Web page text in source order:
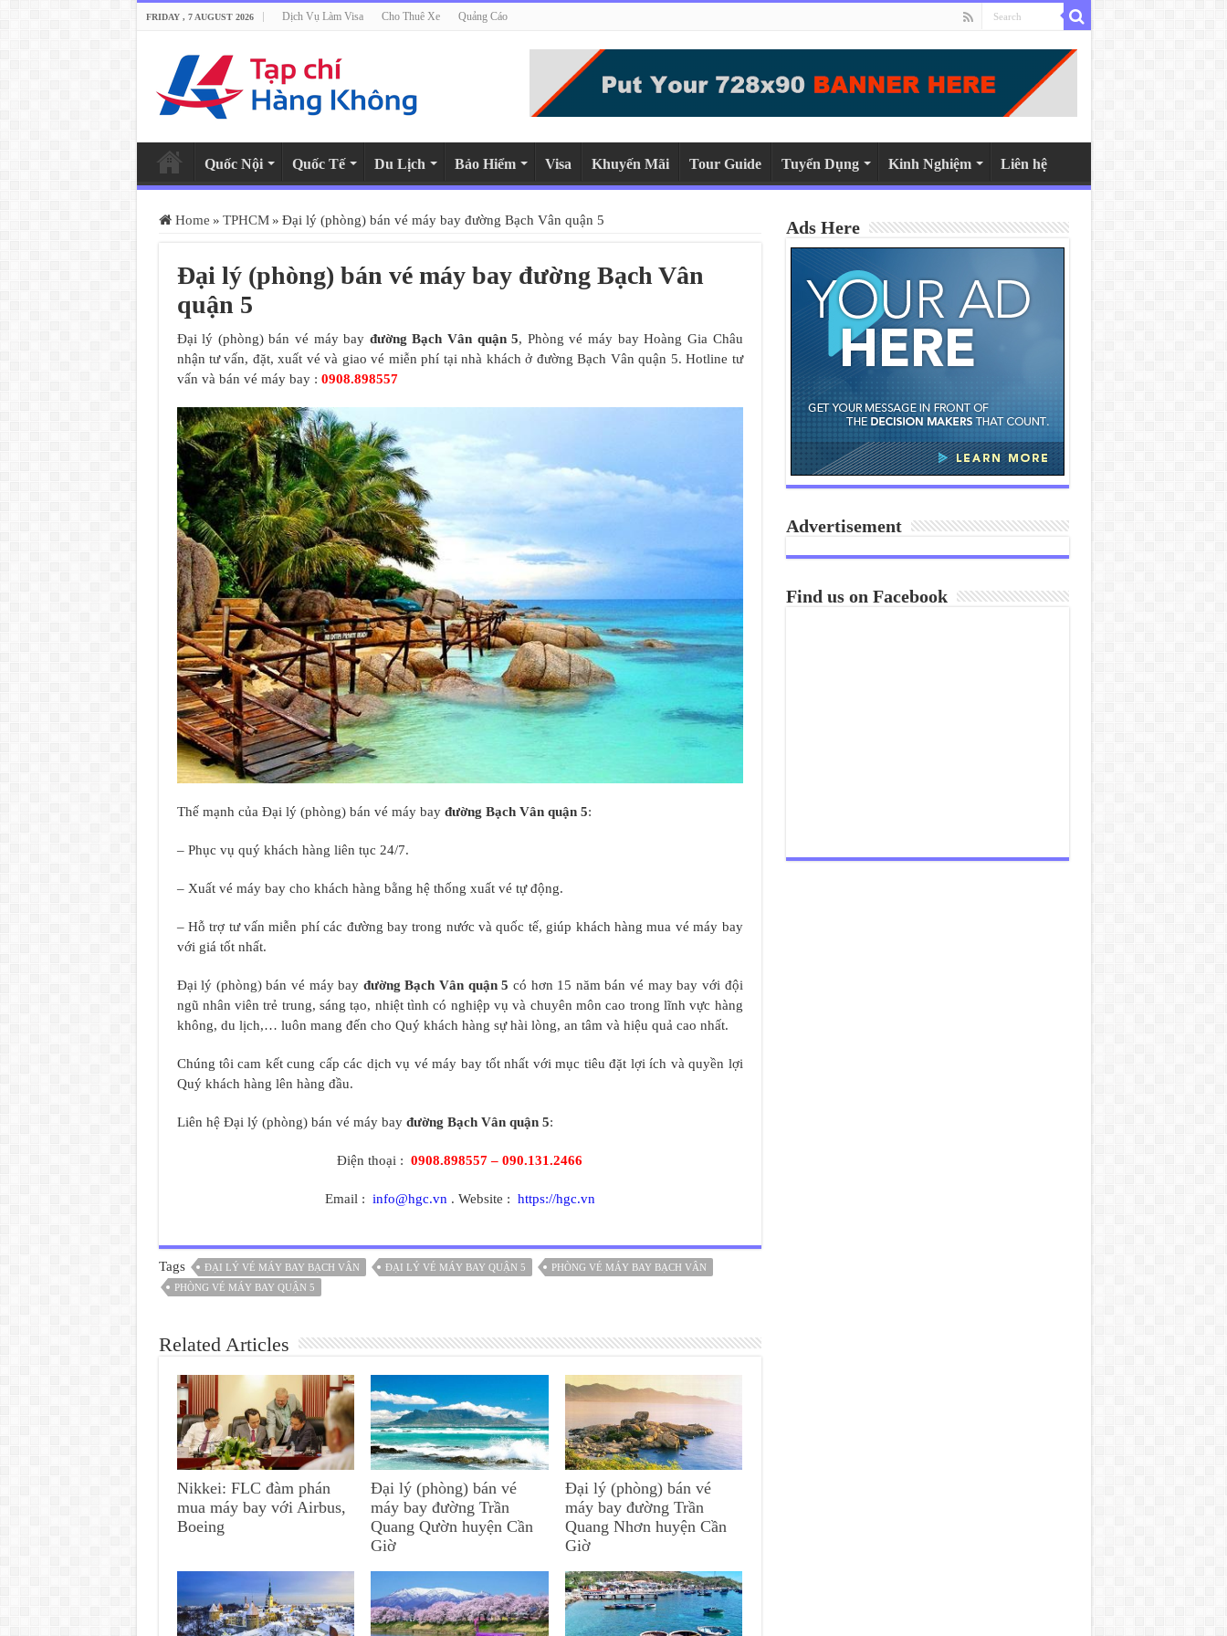
FRIDAY , 7 AUGUST 2026 Dịch Vụ Làm Visa Cho Thuê Xe Quảng Cáo
Quốc Nội Quốc Tế Du Lịch Bảo Hiểm Visa Khuyến Mãi Tour Guide Tuyển Dụng Kinh Nghiệm Liên hệ
Home » TPHCM » Đại lý (phòng) bán vé máy bay đường Bạch Vân quận 5
Đại lý (phòng) bán vé máy bay đường Bạch Vân
quận 5
Đại lý (phòng) bán vé máy bay đường Bạch Vân quận 5, Phòng vé máy bay Hoàng Gia Châu
nhận tư vấn, đặt, xuất vé và giao vé miễn phí tại nhà khách ở đường Bạch Vân quận 5. Hotline tư
vấn và bán vé máy bay : 0908.898557
Thế mạnh của Đại lý (phòng) bán vé máy bay đường Bạch Vân quận 5:
– Phục vụ quý khách hàng liên tục 24/7.
– Xuất vé máy bay cho khách hàng bằng hệ thống xuất vé tự động.
– Hỗ trợ tư vấn miễn phí các đường bay trong nước và quốc tế, giúp khách hàng mua vé máy bay
với giá tốt nhất.
Đại lý (phòng) bán vé máy bay đường Bạch Vân quận 5 có hơn 15 năm bán vé may bay với đội
ngũ nhân viên trẻ trung, sáng tạo, nhiệt tình có nghiệp vụ và chuyên môn cao trong lĩnh vực hàng
không, du lịch,… luôn mang đến cho Quý khách hàng sự hài lòng, an tâm và hiệu quả cao nhất.
Chúng tôi cam kết cung cấp các dịch vụ vé máy bay tốt nhất với mục tiêu đặt lợi ích và quyền lợi
Quý khách hàng lên hàng đầu.
Liên hệ Đại lý (phòng) bán vé máy bay đường Bạch Vân quận 5:
Điện thoại : 0908.898557 – 090.131.2466
Email : info@hgc.vn. Website : https://hgc.vn
Tags ĐẠI LÝ VÉ MÁY BAY BẠCH VÂN ĐẠI LÝ VÉ MÁY BAY QUẬN 5
PHÒNG VÉ MÁY BAY BẠCH VÂN
PHÒNG VÉ MÁY BAY QUẬN 5
Related Articles
Nikkei: FLC đàm phán
mua máy bay với Airbus,
Boeing
Đại lý (phòng) bán vé
máy bay đường Trần
Quang Qườn huyện Cần
Giờ
Đại lý (phòng) bán vé
máy bay đường Trần
Quang Nhơn huyện Cần
Giờ
Ads Here
Advertisement
Find us on Facebook